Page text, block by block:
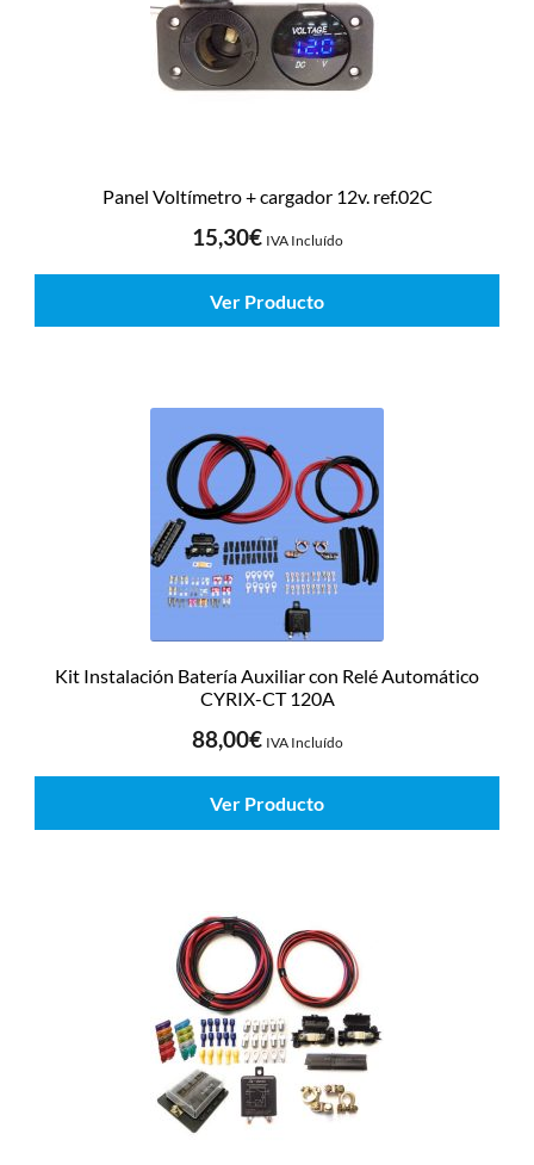
Panel Voltímetro + cargador 12v. ref.02C
15,30€ IVA Incluído
Ver Producto
Kit Instalación Batería Auxiliar con Relé Automático
CYRIX-CT 120A
88,00€ IVA Incluído
Ver Producto